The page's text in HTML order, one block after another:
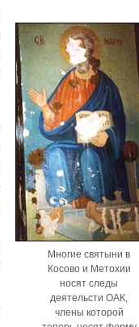
Многие святыни в
Косово и Метохии
носят следы
деятельсти ОАК,
члены которой